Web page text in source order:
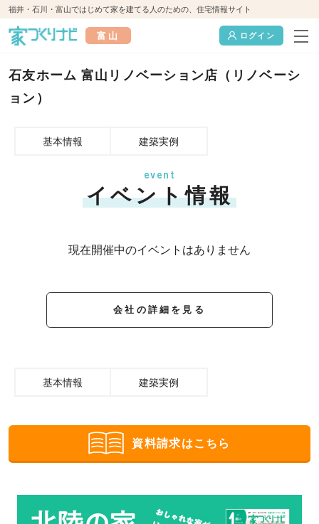
福井・石川・富山ではじめて家を建てる人のための、住宅情報サイト
富山 ログイン
石友ホーム 富山リノベーション店（リノベーシ
ョン）
基本情報 建築実例
event
イベント情報
現在開催中のイベントはありません
会社の詳細を見る
基本情報 建築実例
資料請求はこちら